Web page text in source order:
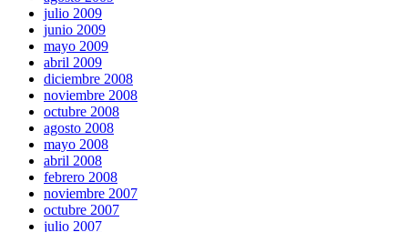
julio 2009
junio 2009
mayo 2009
abril 2009
diciembre 2008
noviembre 2008
octubre 2008
agosto 2008
mayo 2008
abril 2008
febrero 2008
noviembre 2007
octubre 2007
julio 2007